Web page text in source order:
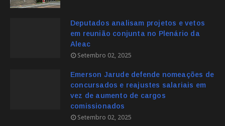
Deputados analisam projetos e vetos
em reunião conjunta no Plenário da
Aleac
Setembro 02, 2025
Emerson Jarude defende nomeações de
concursados e reajustes salariais em
vez de aumento de cargos
comissionados
Setembro 02, 2025